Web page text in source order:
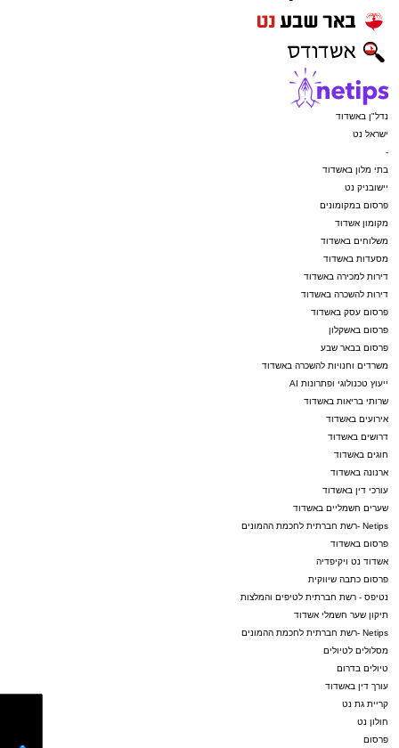
נדל"ן באשדוד
ישראל נט
-
בתי מלון באשדוד
יישובניק נט
פרסום במקומונים
מקומון אשדוד
משלוחים באשדוד
מסעדות באשדוד
דירות למכירה באשדוד
דירות להשכרה באשדוד
פרסום עסק באשדוד
פרסום באשקלון
פרסום בבאר שבע
משרדים וחנויות להשכרה באשדוד
ייעוץ טכנולוגי ופתרונות AI
שרותי בריאות באשדוד
אירועים באשדוד
דרושים באשדוד
חוגים באשדוד
ארנונה באשדוד
עורכי דין באשדוד
שערים חשמליים באשדוד
Netips -רשת חברתית לחכמת ההמונים
פרסום באשדוד
אשדוד נט ויקיפדיה
פרסום כתבה שיווקית
נטיפס - רשת חברתית לטיפים והמלצות
תיקון שער חשמלי אשדוד
Netips -רשת חברתית לחכמת ההמונים
מסלולים לטיולים
טיולים בדרום
עורך דין באשדוד
קריית גת נט
חולון נט
פרסום